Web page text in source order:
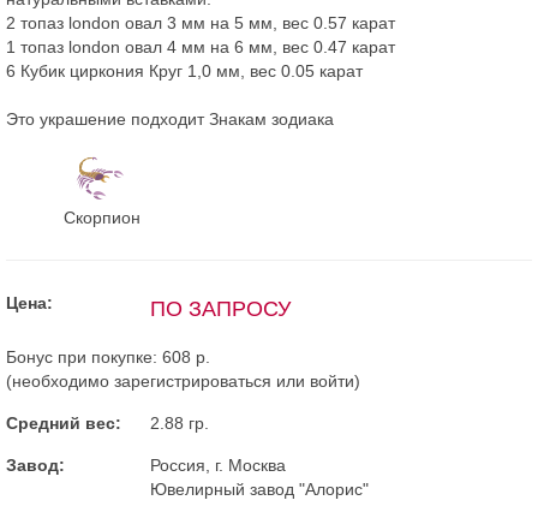
2 топаз london овал 3 мм на 5 мм, вес 0.57 карат
1 топаз london овал 4 мм на 6 мм, вес 0.47 карат
6 Кубик циркония Круг 1,0 мм, вес 0.05 карат
Это украшение подходит Знакам зодиака
Скорпион
Цена: ПО ЗАПРОСУ
Бонус при покупке: 608 р.
(необходимо зарегистрироваться или войти)
Средний вес: 2.88 гр.
Завод:
Россия, г. Москва
Ювелирный завод "Алорис"